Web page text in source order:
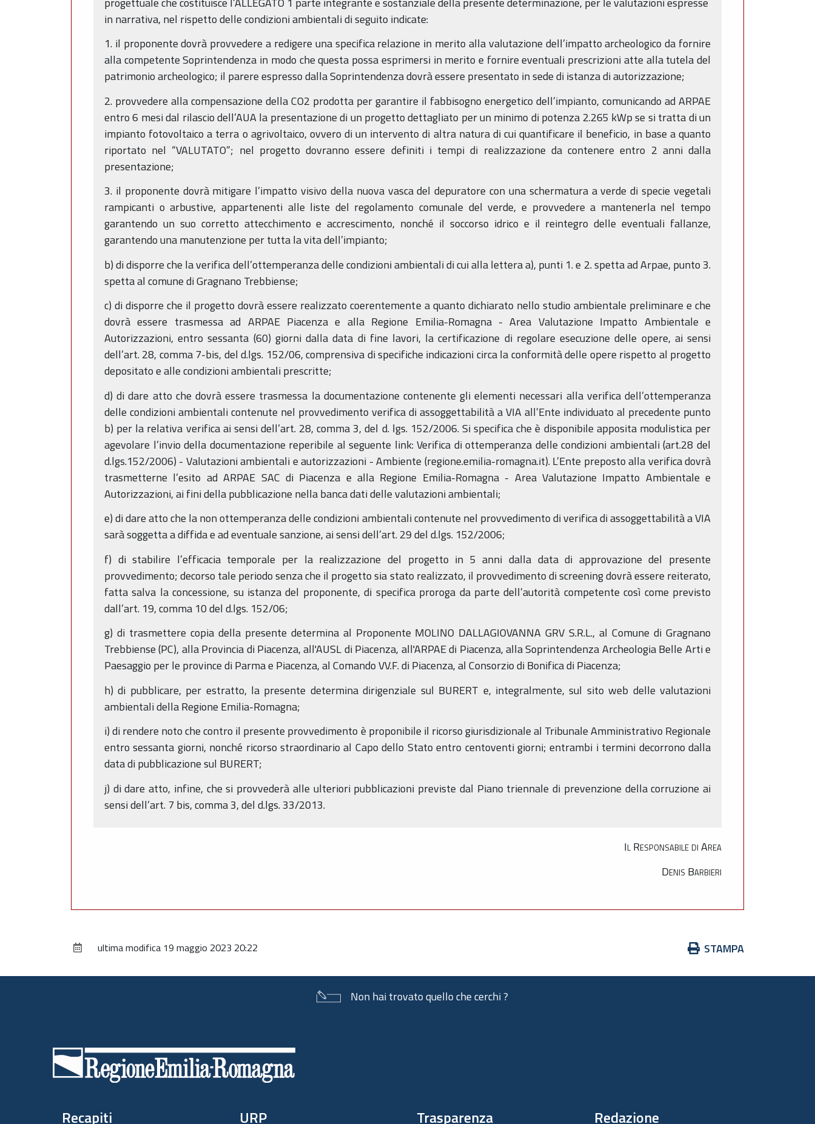
in narrativa, nel rispetto delle condizioni ambientali di seguito indicate:
1. il proponente dovrà provvedere a redigere una specifica relazione in merito alla valutazione dell’impatto archeologico da fornire
alla competente Soprintendenza in modo che questa possa esprimersi in merito e fornire eventuali prescrizioni atte alla tutela del
patrimonio archeologico; il parere espresso dalla Soprintendenza dovrà essere presentato in sede di istanza di autorizzazione;
2. provvedere alla compensazione della CO2 prodotta per garantire il fabbisogno energetico dell’impianto, comunicando ad ARPAE
entro 6 mesi dal rilascio dell’AUA la presentazione di un progetto dettagliato per un minimo di potenza 2.265 kWp se si tratta di un
impianto fotovoltaico a terra o agrivoltaico, ovvero di un intervento di altra natura di cui quantificare il beneficio, in base a quanto
riportato nel “VALUTATO”; nel progetto dovranno essere definiti i tempi di realizzazione da contenere entro 2 anni dalla
presentazione;
3. il proponente dovrà mitigare l’impatto visivo della nuova vasca del depuratore con una schermatura a verde di specie vegetali
rampicanti o arbustive, appartenenti alle liste del regolamento comunale del verde, e provvedere a mantenerla nel tempo
garantendo un suo corretto attecchimento e accrescimento, nonché il soccorso idrico e il reintegro delle eventuali fallanze,
garantendo una manutenzione per tutta la vita dell’impianto;
b) di disporre che la verifica dell’ottemperanza delle condizioni ambientali di cui alla lettera a), punti 1. e 2. spetta ad Arpae, punto 3.
spetta al comune di Gragnano Trebbiense;
c) di disporre che il progetto dovrà essere realizzato coerentemente a quanto dichiarato nello studio ambientale preliminare e che
dovrà essere trasmessa ad ARPAE Piacenza e alla Regione Emilia-Romagna - Area Valutazione Impatto Ambientale e
Autorizzazioni, entro sessanta (60) giorni dalla data di fine lavori, la certificazione di regolare esecuzione delle opere, ai sensi
dell’art. 28, comma 7-bis, del d.lgs. 152/06, comprensiva di specifiche indicazioni circa la conformità delle opere rispetto al progetto
depositato e alle condizioni ambientali prescritte;
d) di dare atto che dovrà essere trasmessa la documentazione contenente gli elementi necessari alla verifica dell’ottemperanza
delle condizioni ambientali contenute nel provvedimento verifica di assoggettabilità a VIA all’Ente individuato al precedente punto
b) per la relativa verifica ai sensi dell’art. 28, comma 3, del d. lgs. 152/2006. Si specifica che è disponibile apposita modulistica per
agevolare l’invio della documentazione reperibile al seguente link: Verifica di ottemperanza delle condizioni ambientali (art.28 del
d.lgs.152/2006) - Valutazioni ambientali e autorizzazioni - Ambiente (regione.emilia-romagna.it). L’Ente preposto alla verifica dovrà
trasmetterne l’esito ad ARPAE SAC di Piacenza e alla Regione Emilia-Romagna - Area Valutazione Impatto Ambientale e
Autorizzazioni, ai fini della pubblicazione nella banca dati delle valutazioni ambientali;
e) di dare atto che la non ottemperanza delle condizioni ambientali contenute nel provvedimento di verifica di assoggettabilità a VIA
sarà soggetta a diffida e ad eventuale sanzione, ai sensi dell’art. 29 del d.lgs. 152/2006;
f) di stabilire l’efficacia temporale per la realizzazione del progetto in 5 anni dalla data di approvazione del presente
provvedimento; decorso tale periodo senza che il progetto sia stato realizzato, il provvedimento di screening dovrà essere reiterato,
fatta salva la concessione, su istanza del proponente, di specifica proroga da parte dell’autorità competente così come previsto
dall’art. 19, comma 10 del d.lgs. 152/06;
g) di trasmettere copia della presente determina al Proponente MOLINO DALLAGIOVANNA GRV S.R.L., al Comune di Gragnano
Trebbiense (PC), alla Provincia di Piacenza, all'AUSL di Piacenza, all'ARPAE di Piacenza, alla Soprintendenza Archeologia Belle Arti e
Paesaggio per le province di Parma e Piacenza, al Comando VV.F. di Piacenza, al Consorzio di Bonifica di Piacenza;
h) di pubblicare, per estratto, la presente determina dirigenziale sul BURERT e, integralmente, sul sito web delle valutazioni
ambientali della Regione Emilia-Romagna;
i) di rendere noto che contro il presente provvedimento è proponibile il ricorso giurisdizionale al Tribunale Amministrativo Regionale
entro sessanta giorni, nonché ricorso straordinario al Capo dello Stato entro centoventi giorni; entrambi i termini decorrono dalla
data di pubblicazione sul BURERT;
j) di dare atto, infine, che si provvederà alle ulteriori pubblicazioni previste dal Piano triennale di prevenzione della corruzione ai
sensi dell’art. 7 bis, comma 3, del d.lgs. 33/2013.
Il Responsabile di Area
Denis Barbieri
Azioni
documento
STAMPA
ultima modifica 19 maggio 2023 20:22
Non hai trovato quello che cerchi ?
Recapiti URP Trasparenza Redazione